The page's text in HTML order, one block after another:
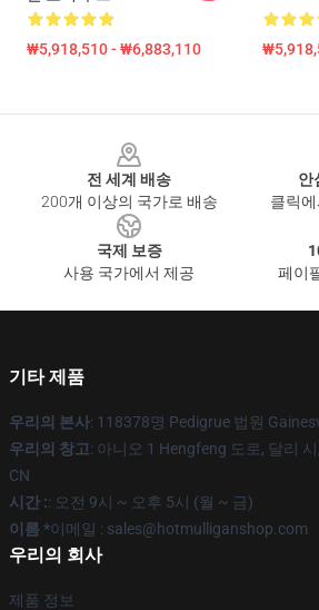
₩5,918,510 - ₩6,883,110
전 세계 배송
200개 이상의 국가로 배송
안
클릭
국제 보증
사용 국가에서 제공
페이
기타 제품
우리의 본사: 118378명 Pedigrue 법원
우리의 창고: 아니오 1 Hengfeng 도로, 달리
CN
시간 :: 오전 9시 ~ 오후 5시 (월 ~ 금)
이름 *이메일 : sales@hotmulliganshop.com
우리의 회사
제품 정보